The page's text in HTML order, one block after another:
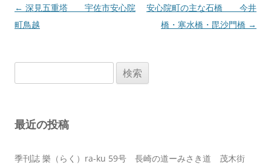
投
稿
ョ
← 深見五重塔 宇佐市安心院
町鳥越
安心院町の主な石橋 今井
橋・寒水橋・毘沙門橋 →
索:
最近の投稿
季刊誌 樂（らく）ra-ku 59号 長崎の道ーみさき道 茂木街